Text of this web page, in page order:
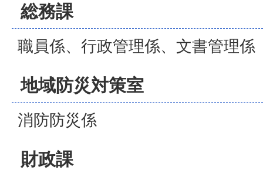
総務課
職員係、行政管理係、文書管理係
地域防災対策室
消防防災係
財政課